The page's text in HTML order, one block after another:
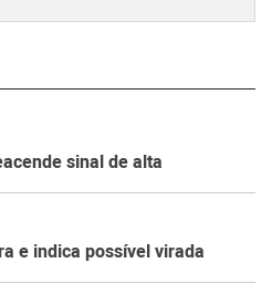
sinal de alta
e indica possível virada